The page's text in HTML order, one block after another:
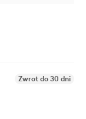
Zwrot do 30 dni